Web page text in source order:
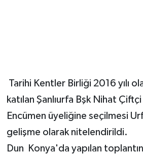
Tarihi Kentler Birliği 2016 yılı
katılan Şanlıurfa Bşk Nihat
Encümen üyeliğine seçilmesi
gelişme olarak nitelendirildi.
Dun Konya'da yapılan